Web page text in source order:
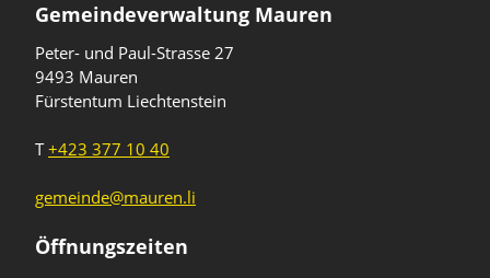
Gemeindeverwaltung Mauren
Peter- und Paul-Strasse 27
9493 Mauren
Fürstentum Liechtenstein
T+423 377 10 40
gemeinde@mauren.li
Öffnungszeiten